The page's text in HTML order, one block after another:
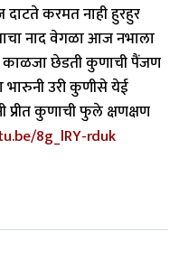
करमत नाही हुरहुर
नाद वेगळा आज नभाला
छेडती कुणाची पैंजण
उरी कुणीसे येई
कुणाची फुले क्षणक्षण
8g_lRY-rduk